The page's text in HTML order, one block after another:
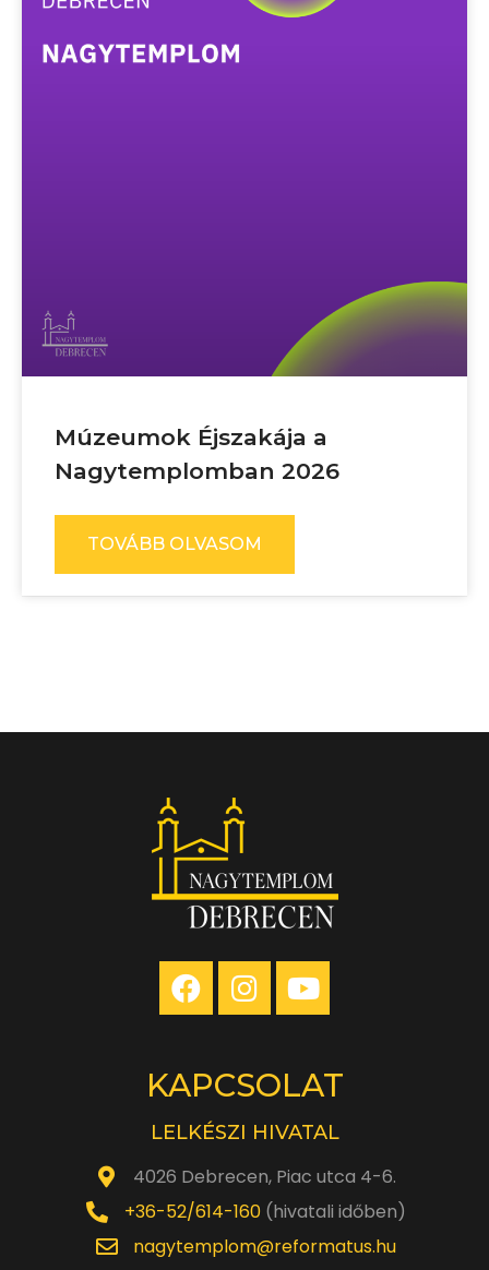
Múzeumok Éjszakája a
Nagytemplomban 2026
TOVÁBB OLVASOM
KAPCSOLAT
LELKÉSZI HIVATAL
4026 Debrecen, Piac utca 4-6.
+36-52/614-160(hivatali időben)
nagytemplom@reformatus.hu